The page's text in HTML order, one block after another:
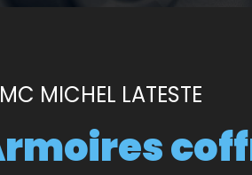
LMC MICHEL LATESTE
armoires